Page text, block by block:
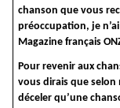
chanson que vous
préoccupation, je
Magazine français
Pour revenir aux
vous dirais que selon
déceler qu’une